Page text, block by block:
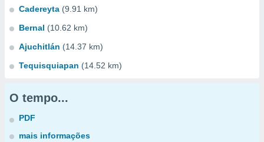
Cadereyta (9.91 km)
Bernal (10.62 km)
Ajuchitlán (14.37 km)
Tequisquiapan (14.52 km)
O tempo...
PDF
mais informações